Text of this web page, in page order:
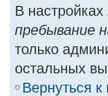
В
пребывание
только
остальных
Вернуться к